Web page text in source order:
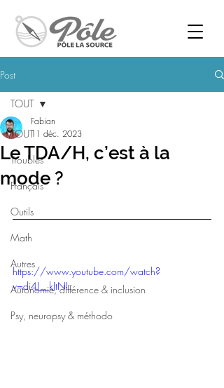
Post
TOUT
Troubles
Français
Outils
Math
Autres
Autonomie, différence & inclusion
Psy, neuropsy & méthodo
TOUT
Le TDA/H, c’est à la
mode ?
Fabian
11 déc. 2023
https://www.youtube.com/watch?
v=di4J__kJtNI